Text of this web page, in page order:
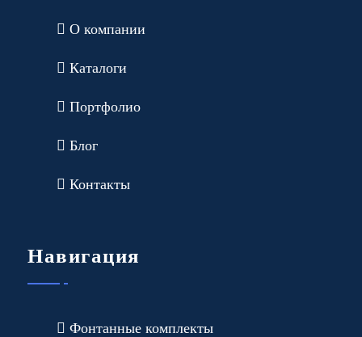
О компании
Каталоги
Портфолио
Блог
Контакты
Навигация
Фонтанные комплекты